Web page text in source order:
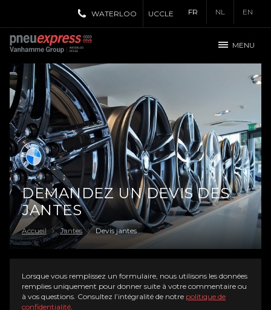
FR NL EN
WATERLOO UCCLE
MENU
DEMANDEZ UN DEVIS DES
JANTES
Accueil Jantes Devis jantes
Lorsque vous remplissez un formulaire, nous utilisons les données
remplies uniquement pour donner suite à votre commentaire ou
à vos questions. Consultez l’intégralité de notre politique de
confidentialité.